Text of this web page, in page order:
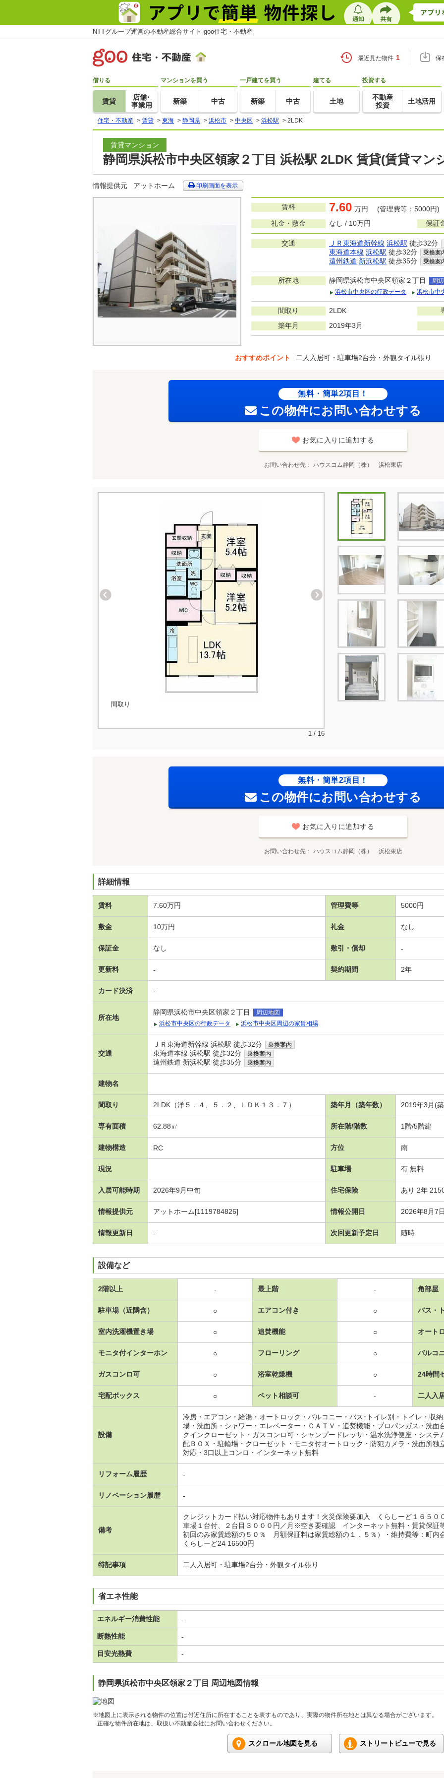
NTTグループ運営の不動産総合サイト goo住宅・不動産
最近見た物件 1 保
借りる
賃貸
店舗･
事業用
マンションを買う
新築 中古
一戸建てを買う
新築 中古
建てる
土地
投資する
不動産
投資
土地活用
住宅・不動産 > 賃貸 > 東海 > 静岡県 > 浜松市 > 中央区 > 浜松駅 > 2LDK
賃貸マンション
静岡県浜松市中央区領家２丁目 浜松駅 2LDK 賃貸(賃貸マン
情報提供元 アットホーム 印刷画面を表示
賃料 7.60 万円 (管理費等：5000円)
礼金・敷金
なし / 10万円 保証
交通 ＪＲ東海道新幹線 浜松駅 徒歩32分
東海道本線 浜松駅 徒歩32分 乗換案
遠州鉄道 新浜松駅 徒歩35分 乗換案
所在地 静岡県浜松市中央区領家２丁目
周
浜松市中央区の行政データ
浜松市中
間取り 2LDK
築年月 2019年3月
おすすめポイント 二人入居可・駐車場2台分・外観タイル張り
無料・簡単2項目！
この物件にお問い合わせする
お気に入りに追加する
お問い合わせ先 ハウスコム静岡（株） 浜松東店
間取り
1 / 16
無料・簡単2項目！
この物件にお問い合わせする
お気に入りに追加する
お問い合わせ先 ハウスコム静岡（株） 浜松東店
詳細情報
賃料 7.60万円 管理費等 5000円
敷金 10万円 礼金 なし
保証金 なし 敷引・償却 -
更新料 - 契約期間 2年
カード決済 -
所在地
静岡県浜松市中央区領家２丁目
周辺地図
浜松市中央区の行政データ
浜松市中央区周辺の家賃相場
交通
ＪＲ東海道新幹線 浜松駅 徒歩32分 乗換案内
東海道本線 浜松駅 徒歩32分 乗換案内
遠州鉄道 新浜松駅 徒歩35分 乗換案内
建物名
間取り 2LDK（洋５．４、５．２、ＬＤＫ１３．７） 築年月（築年数） 2019年3月(
専有面積 62.88㎡ 所在階/階数 1階/5階建
建物構造 RC 方位 南
現況 駐車場 有 無料
入居可能時期 2026年9月中旬 住宅保険 あり 2年
情報提供元 アットホーム[1119784826] 情報公開日 2026年8月7日
情報更新日 - 次回更新予定日 随時
設備など
2階以上 - 最上階 - 角部屋
駐車場（近隣含） ○ エアコン付き ○ バス・
室内洗濯機置き場 ○ 追焚機能 ○ オート
モニタ付インターホン ○ フローリング ○ バルコ
ガスコンロ可 ○ 浴室乾燥機 ○ 24時間
宅配ボックス ○ ペット相談可 - 二人入
設備
冷房・エアコン・給湯・オートロック・バルコニー・バス･トイレ別・トイレ・収
場・洗面所・シャワー・エレベーター・ＣＡＴＶ・追焚機能・プロパンガス・洗面
クインクローゼット・ガスコンロ可・シャンプードレッサ・温水洗浄便座・システ
配ＢＯＸ・駐輪場・クローゼット・モニタ付オートロック・防犯カメラ・洗面所独
対応・3口以上コンロ・インターネット無料
リフォーム履歴 -
リノベーション履歴 -
備考
クレジットカード払い対応物件もあります！火災保険要加入 くらしーど１６５
車場１台付、２台目３０００円／月※空き要確認 インターネット無料・賃貸保証
初回のみ家賃総額の５０％ 月額保証料は家賃総額の１．５％）・維持費等：町内
くらしーど24 16500円
特記事項 二人入居可・駐車場2台分・外観タイル張り
省エネ性能
エネルギー消費性能 -
断熱性能 -
目安光熱費 -
静岡県浜松市中央区領家２丁目 周辺地図情報
※地図上に表示される物件の位置は付近住所に所在することを表すものであり、実際の物件所在地とは異なる場合がございます。
正確な物件所在地は、取扱い不動産会社にお問い合わせください。
スクロール地図を見る ストリートビューで見る